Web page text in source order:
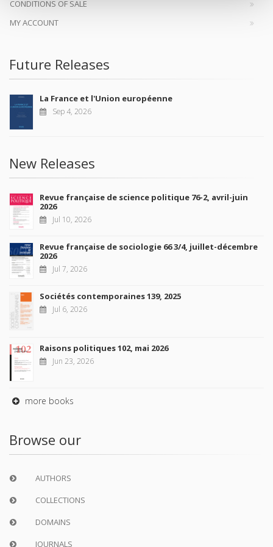
CONDITIONS OF SALE
MY ACCOUNT
Future Releases
La France et l'Union européenne
Sep 4, 2026
New Releases
Revue française de science politique 76-2, avril-juin
2026
Jul 10, 2026
Revue française de sociologie 66 3/4, juillet-décembre
2026
Jul 7, 2026
Sociétés contemporaines 139, 2025
Jul 6, 2026
Raisons politiques 102, mai 2026
Jun 23, 2026
more books
Browse our
AUTHORS
COLLECTIONS
DOMAINS
JOURNALS